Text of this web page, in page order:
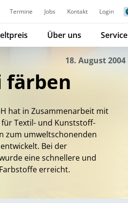
Termine Jobs Kontakt Login
Über uns Service
18. August 2004
färben
hat in Zusammenarbeit mit
Textil- und Kunststoff-
zum umweltschonenden
Bei der
eine schnellere und
erreicht.